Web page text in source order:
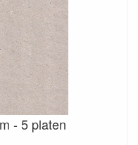
- 5 platen